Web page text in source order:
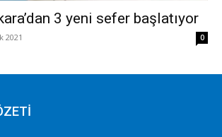
3 yeni sefer başlatıyor
2021 0